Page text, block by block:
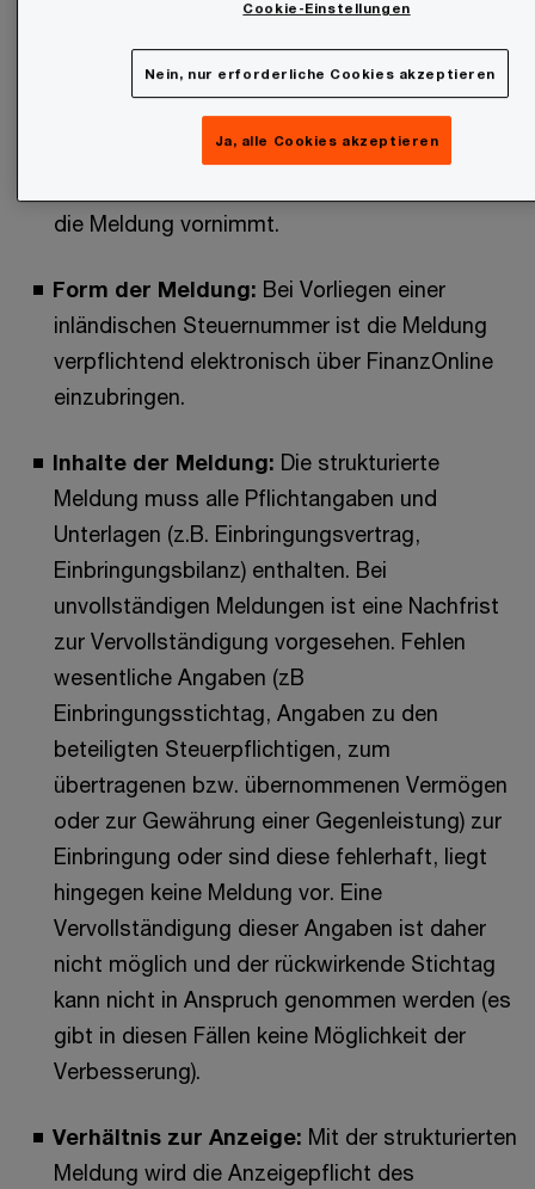
Umgründungen, UmgrMV ,anzuwenden.
Die wichtigsten Punkte:
Meldender Steuerpflichtiger:Die
die Meldung vornimmt.
Form der Meldung: Bei Vorliegen einer
inländischen Steuernummer ist die Meldung
verpflichtend elektronisch über FinanzOnline
einzubringen.
Inhalte der Meldung: Die strukturierte
Meldung muss alle Pflichtangaben und
Unterlagen (z.B. Einbringungsvertrag,
Einbringungsbilanz) enthalten. Bei
unvollständigen Meldungen ist eine Nachfrist
zur Vervollständigung vorgesehen. Fehlen
wesentliche Angaben (zB
Einbringungsstichtag, Angaben zu den
beteiligten Steuerpflichtigen, zum
übertragenen bzw. übernommenen Vermögen
oder zur Gewährung einer Gegenleistung) zur
Einbringung oder sind diese fehlerhaft, liegt
hingegen keine Meldung vor. Eine
Vervollständigung dieser Angaben ist daher
nicht möglich und der rückwirkende Stichtag
kann nicht in Anspruch genommen werden (es
gibt in diesen Fällen keine Möglichkeit der
Verbesserung).
Verhältnis zur Anzeige: Mit der strukturierten
Meldung wird die Anzeigepflicht des
Cookie-Einstellungen
Nein, nur erforderliche Cookies akzeptieren
Ja, alle Cookies akzeptieren